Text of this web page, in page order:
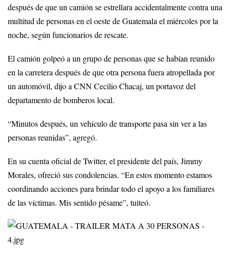
después de que un camión se estrellara accidentalmente contra una
multitud de personas en el oeste de Guatemala el miércoles por la
noche, según funcionarios de rescate.
El camión golpeó a un grupo de personas que se habían reunido
en la carretera después de que otra persona fuera atropellada por
un automóvil, dijo a CNN Cecilio Chacaj, un portavoz del
departamento de bomberos local.
“Minutos después, un vehículo de transporte pasa sin ver a las
personas reunidas”, agregó.
En su cuenta oficial de Twitter, el presidente del país, Jimmy
Morales, ofreció sus condolencias. “En estos momento estamos
coordinando acciones para brindar todo el apoyo a los familiares
de las víctimas. Mis sentido pésame”, tuiteó.